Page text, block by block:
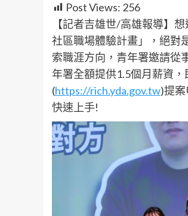
Post Views: 256
【記者吉雄世/高雄報導】
社區職場體驗計畫」，絕對
索職涯方向，青年署邀請從
年署全額提供1.5個月薪資
(https://rich.yda.gov.tw)提
快速上手!